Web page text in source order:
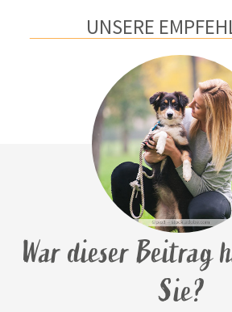
UNSERE
War dieser Beitrag
Sie?